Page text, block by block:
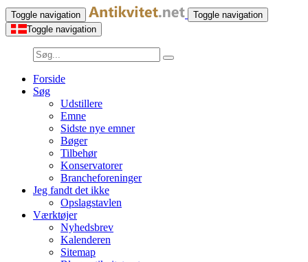
Toggle navigation
Toggle navigation
Toggle navigation
Forside
Søg
Udstillere
Emne
Sidste nye emner
Bøger
Tilbehør
Konservatorer
Brancheforeninger
Jeg fandt det ikke
Opslagstavlen
Værktøjer
Nyhedsbrev
Kalenderen
Sitemap